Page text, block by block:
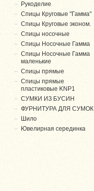
Рукоделие
Спицы Круговые "Гамма"
Спицы Круговые эконом.
Спицы носочные
Спицы Носочные Гамма
Спицы Носочные Гамма
маленькие
Спицы прямые
Спицы прямые
пластиковые KNP1
СУМКИ ИЗ БУСИН
ФУРНИТУРА ДЛЯ СУМОК
Шило
Ювелирная серединка